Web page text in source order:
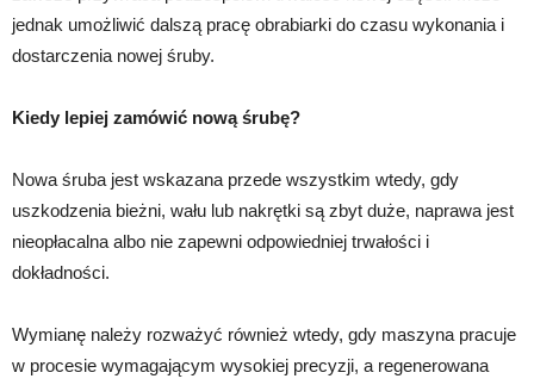
jednak umożliwić dalszą pracę obrabiarki do czasu wykonania i
dostarczenia nowej śruby.
Kiedy lepiej zamówić nową śrubę?
Nowa śruba jest wskazana przede wszystkim wtedy, gdy
uszkodzenia bieżni, wału lub nakrętki są zbyt duże, naprawa jest
nieopłacalna albo nie zapewni odpowiedniej trwałości i
dokładności.
Wymianę należy rozważyć również wtedy, gdy maszyna pracuje
w procesie wymagającym wysokiej precyzji, a regenerowana